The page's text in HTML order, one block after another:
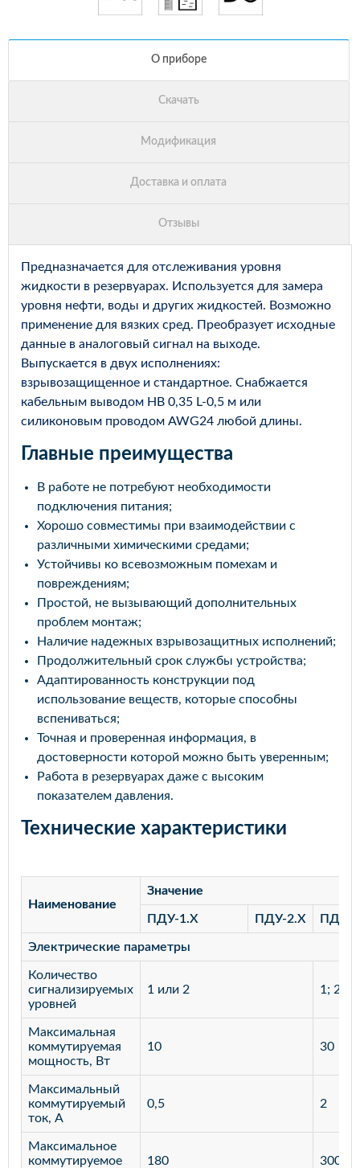
Предназначается для отслеживания уровня
жидкости в резервуарах. Используется для замера
уровня нефти, воды и других жидкостей. Возможно
применение для вязких сред. Преобразует исходные
данные в аналоговый сигнал на выходе.
Выпускается в двух исполнениях:
взрывозащищенное и стандартное. Снабжается
кабельным выводом НВ 0,35 L-0,5 м или
силиконовым проводом AWG24 любой длины.
Главные преимущества
В работе не потребуют необходимости
подключения питания;
Хорошо совместимы при взаимодействии с
различными химическими средами;
Устойчивы ко всевозможным помехам и
повреждениям;
Простой, не вызывающий дополнительных
проблем монтаж;
Наличие надежных взрывозащитных исполнений;
Продолжительный срок службы устройства;
Адаптированность конструкции под
использование веществ, которые способны
вспениваться;
Точная и проверенная информация, в
достоверности которой можно быть уверенным;
Работа в резервуарах даже с высоким
показателем давления.
Технические характеристики
Наименование
Значение
ПДУ-1.Х ПДУ-2.Х ПДУ-
Электрические параметры
Количество
сигнализируемых
уровней
1 или 2 1; 2; 3
Максимальная
коммутируемая
мощность, Вт
10 30
Максимальный
коммутируемый
ток, А
0,5 2
Максимальное
коммутируемое
180 300